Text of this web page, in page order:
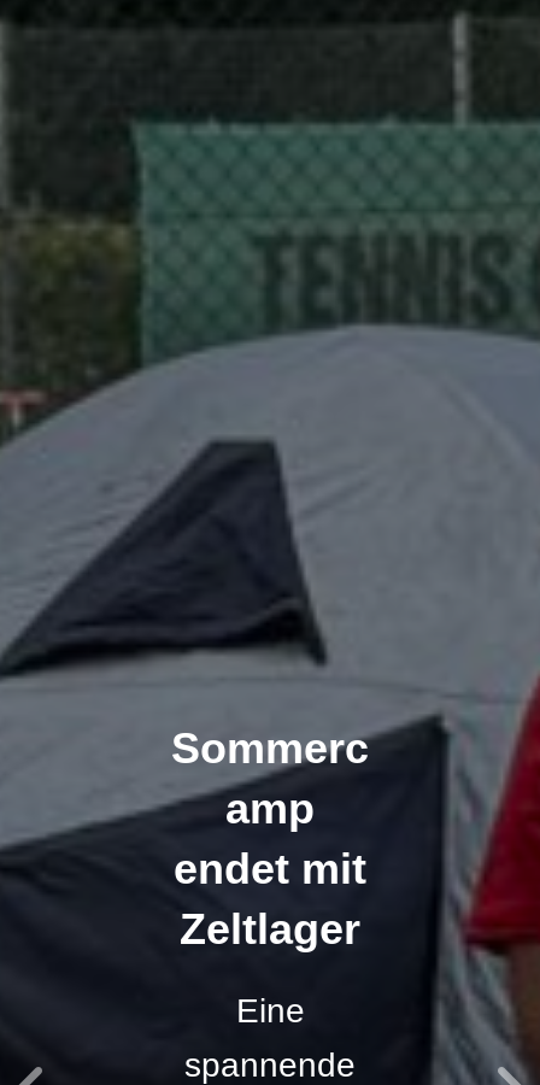
Sommerc
amp
endet mit
Zeltlager
Eine
spannende